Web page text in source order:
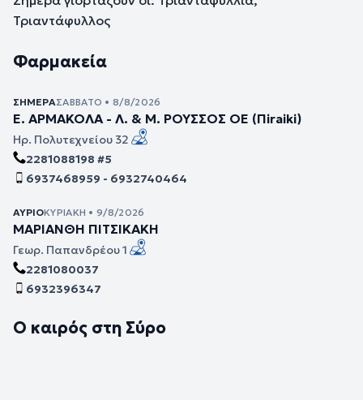
Τριαντάφυλλος
Φαρμακεία
ΣΉΜΕΡΑΣΆΒΒΑΤΟ • 8/8/2026
Ε. ΑΡΜΑΚΟΛΑ - Λ. & Μ. ΡΟΥΣΣΟΣ ΟΕ (Πiraiki)
Ηρ. Πολυτεχνείου 32
2281088198 #5
6937468959 - 6932740464
ΑΎΡΙΟΚΥΡΙΑΚΉ • 9/8/2026
ΜΑΡΙΑΝΘΗ ΠΙΤΣΙΚΑΚΗ
Γεωρ. Παπανδρέου 1
2281080037
6932396347
Ο καιρός στη Σύρο